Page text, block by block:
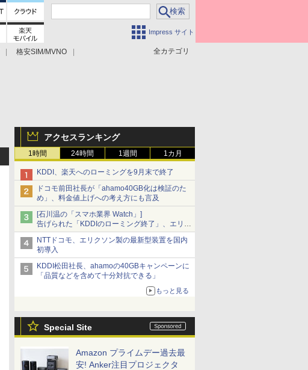
Impress サイト
全カテゴリ
格安SIM/MVNO
アクセスランキング
1時間 24時間 1週間 1カ月
KDDI、楽天へのローミングを9月末で終了
ドコモ前田社長が「ahamo40GB化は検証のた
め」、料金値上げへの考え方にも言及
[石川温の「スマホ業界 Watch」]
告げられた「KDDIのローミング終了」、エリア
マップの落とし穴と楽天モバイルの課題
NTTドコモ、エリクソン製の最新型装置を国内
初導入
KDDI松田社長、ahamoの40GBキャンペーンに
「品質などを含めて十分対抗できる」
もっと見る
Special Site
Amazon プライムデー過去最
安! Anker注目プロジェクタ